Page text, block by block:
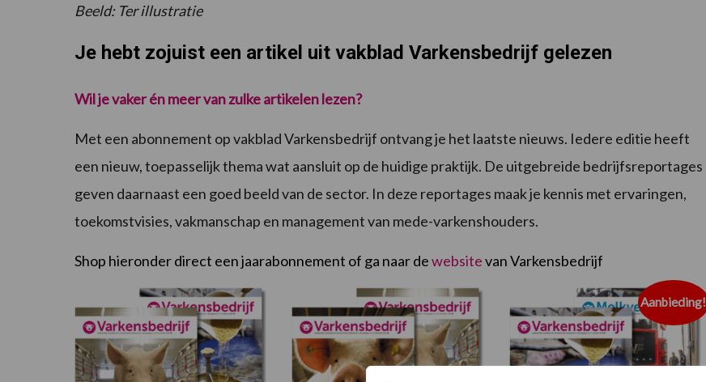
Beeld: Ter illustratie
Je hebt zojuist een artikel uit vakblad Varkensbedrijf gelezen
Wil je vaker én meer van zulke artikelen lezen?
Met een abonnement op vakblad Varkensbedrijf ontvang je het laatste nieuws. Iedere editie heeft
een nieuw, toepasselijk thema wat aansluit op de huidige praktijk. De uitgebreide bedrijfsreportages
geven daarnaast een goed beeld van de sector. In deze reportages maak je kennis met ervaringen,
toekomstvisies, vakmanschap en management van mede-varkenshouders.
Shop hieronder direct een jaarabonnement of ga naar dewebsitevan Varkensbedrijf
Aanbieding!